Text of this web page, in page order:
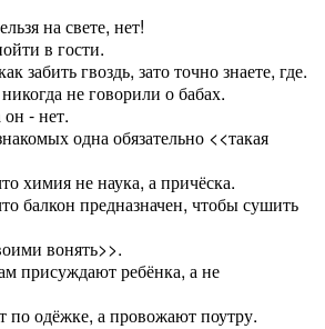
на свете, нет!
в гости.
забить гвоздь, зато точно знаете, где.
не говорили о бабах.
- нет.
одна обязательно <<такая
химия не наука, а причёска.
балкон предназначен, чтобы сушить
вонять>>.
присуждают ребёнка, а не
одёжке, а провожают поутру.